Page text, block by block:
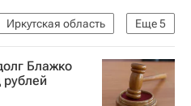
Еще5
Иркутская область
Снос
Блажко